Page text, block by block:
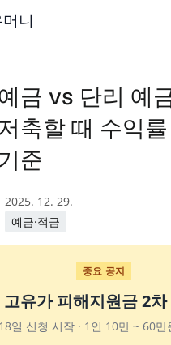
니
금 vs 단리 예
축할 때 수익
준
2025. 12. 29.
예금·적금
중요 공지
고유가 피해지원금 2
일 신청 시작 · 1인 10만 ~ 60만